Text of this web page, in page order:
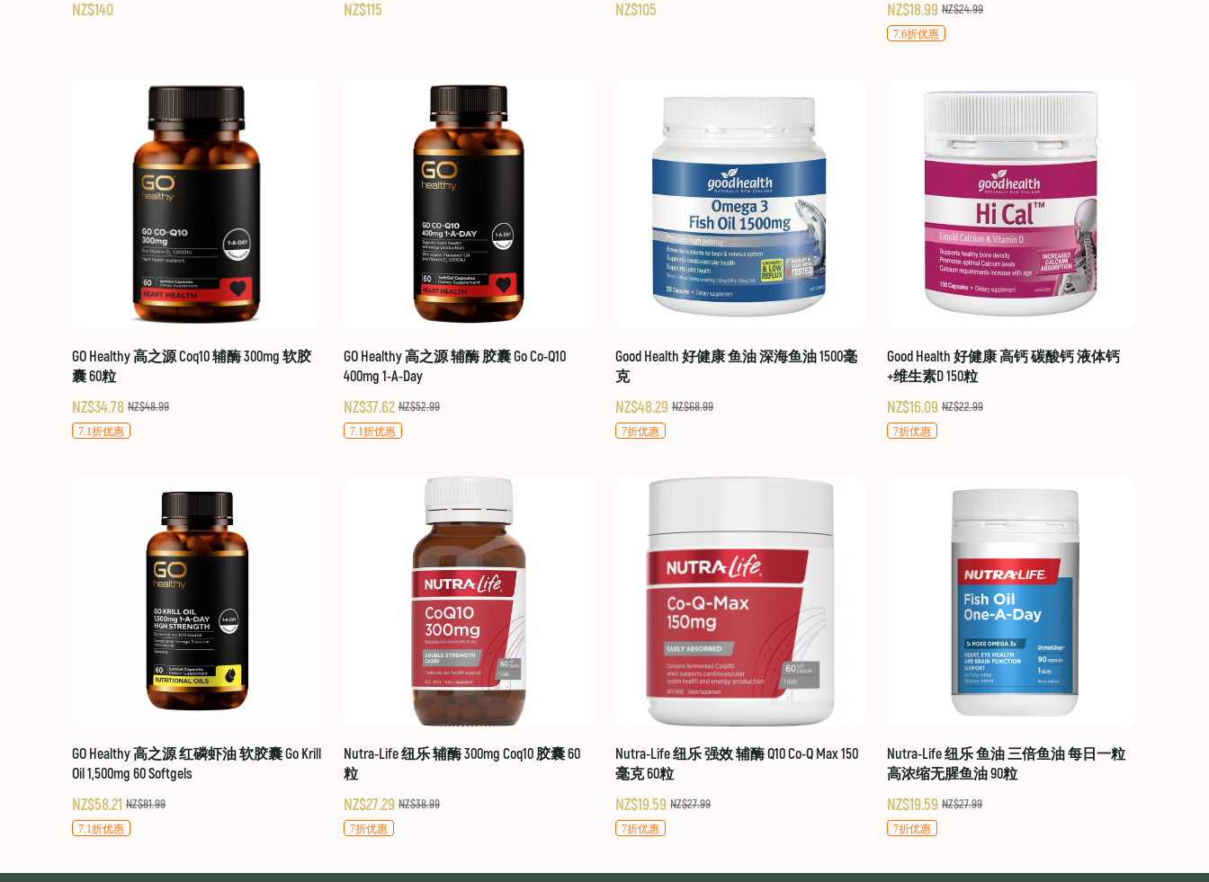
NZ$140 NZ$115 NZ$105 NZ$18.99 NZ$24.99
7.6折优惠
GO Healthy 高之源 Coq10 辅酶 300mg 软胶
囊 60粒
NZ$34.78 NZ$48.99
7.1折优惠
GO Healthy 高之源 辅酶 胶囊 Go Co-Q10
400mg 1-A-Day
NZ$37.62 NZ$52.99
7.1折优惠
Good Health 好健康 鱼油 深海鱼油 1500毫
克
NZ$48.29 NZ$68.99
7折优惠
Good Health 好健康 高钙 碳酸钙 液体钙
+维生素D 150粒
NZ$16.09 NZ$22.99
7折优惠
GO Healthy 高之源 红磷虾油 软胶囊 Go Krill
Oil 1,500mg 60 Softgels
NZ$58.21 NZ$81.99
7.1折优惠
Nutra-Life 纽乐 辅酶 300mg Coq10 胶囊 60
粒
NZ$27.29 NZ$38.99
7折优惠
Nutra-Life 纽乐 强效 辅酶 Q10 Co-Q Max 150
毫克 60粒
NZ$19.59 NZ$27.99
7折优惠
Nutra-Life 纽乐 鱼油 三倍鱼油 每日一粒
高浓缩无腥鱼油 90粒
NZ$19.59 NZ$27.99
7折优惠